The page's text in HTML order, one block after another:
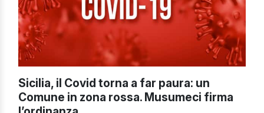
Sicilia, il Covid torna a far paura: un
Comune in zona rossa. Musumeci firma